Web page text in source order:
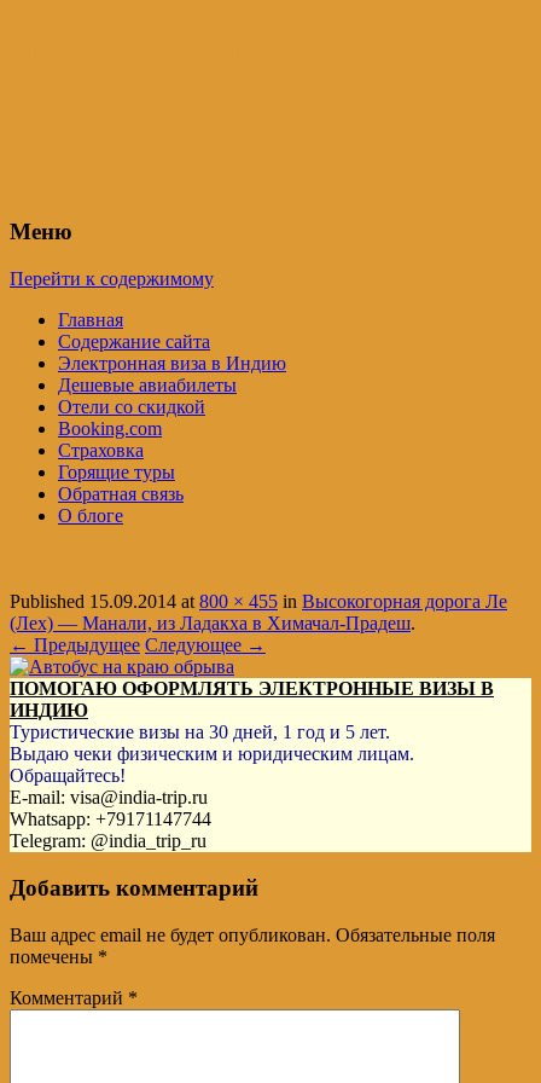
Меню
Перейти к содержимому
Главная
Содержание сайта
Электронная виза в Индию
Дешевые авиабилеты
Отели со скидкой
Booking.com
Страховка
Горящие туры
Обратная связь
О блоге
Published 15.09.2014 at800 × 455 in Высокогорная дорога Ле
(Лех) — Манали, из Ладакха в Химачал-Прадеш.
← Предыдущее Следующее →
ПОМОГАЮ ОФОРМЛЯТЬ ЭЛЕКТРОННЫЕ ВИЗЫ В
ИНДИЮ
Туристические визы на 30 дней, 1 год и 5 лет.
Выдаю чеки физическим и юридическим лицам.
Обращайтесь!
E-mail: visa@india-trip.ru
Whatsapp: +79171147744
Telegram: @india_trip_ru
Добавить комментарий
Ваш адрес email не будет опубликован. Обязательные поля
помечены *
Комментарий *